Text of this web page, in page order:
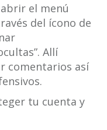
el menú
del ícono de
Allí
comentarios así
tu cuenta y